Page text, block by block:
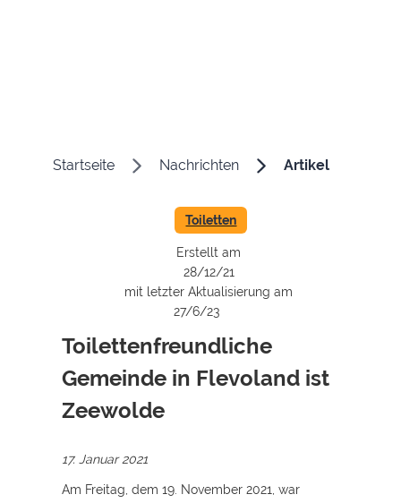
Startseite Nachrichten Artikel
Toiletten
Erstellt am
28/12/21
mit letzter Aktualisierung am
27/6/23
Toilettenfreundliche
Gemeinde in Flevoland ist
Zeewolde
17. Januar 2021
Am Freitag, dem 19. November 2021, war